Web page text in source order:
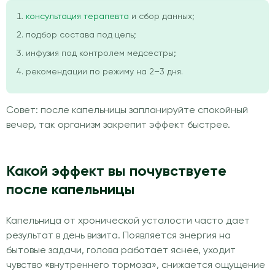
консультация терапевта и сбор данных;
подбор состава под цель;
инфузия под контролем медсестры;
рекомендации по режиму на 2–3 дня.
Совет: после капельницы запланируйте спокойный
вечер, так организм закрепит эффект быстрее.
Какой эффект вы почувствуете
после капельницы
Капельница от хронической усталости часто дает
результат в день визита. Появляется энергия на
бытовые задачи, голова работает яснее, уходит
чувство «внутреннего тормоза», снижается ощущение